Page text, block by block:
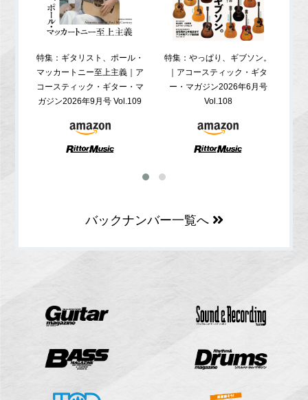
特集：ギタリスト、ポール・
マッカートニー至上主義｜ア
コースティック・ギター・マ
ガジン2026年9月号 Vol.109
特集：やっぱり、ギブソン。
｜アコースティック・ギタ
ー・マガジン2026年6月号
Vol.108
バックナンバー一覧へ